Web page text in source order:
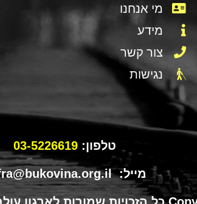
מי אנחנו
מידע
צור קשר
נגישות
טלפון:03-5226619
מייל: shifra@bukovina.org.il